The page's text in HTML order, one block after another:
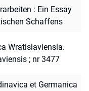
: Ein Essay
Schaffens
Wratislaviensia.
; nr 3477
et Germanica